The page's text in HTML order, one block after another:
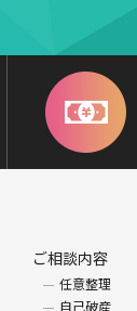
ご相談内容
任意整理
自己破産